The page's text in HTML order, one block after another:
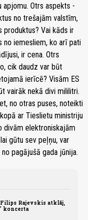
Otrs aspekts -
no trešajām valstīm,
produktus? Vai kāds ir
no iemesliem, ko arī pati
ir cena. Otrs
cik daudz var būt
ierīcē? Visām ES
vairāk nekā divi mililitri.
no otras puses, noteikti
ar Tieslietu ministriju
divām elektroniskajām
gūtu sev peļņu, var
pagājušā gada jūnija.
Rajevskis atklāj,
koncerta